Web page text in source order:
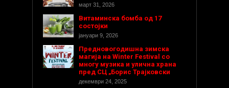
март 31, 2026
Витаминска бомба од 17
состојки
јануари 9, 2026
Предновогодишнa зимска
магија на Winter Festival со
многу музика и улична храна
пред СЦ „Борис Трајковски
декември 24, 2025